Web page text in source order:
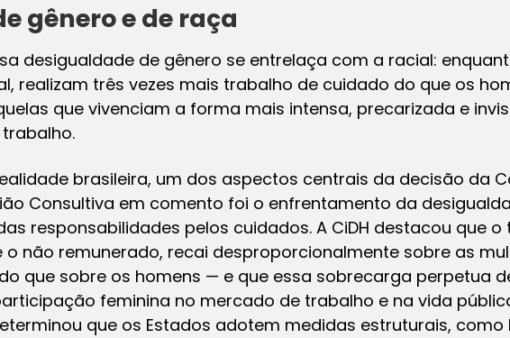
gênero e de raça
desigualdade de gênero se entrelaça com a racial:
realizam três vezes mais trabalho de cuidado do que os
que vivenciam a forma mais intensa, precarizada e
brasileira, um dos aspectos centrais da decisão da
Consultiva em comento foi o enfrentamento da
responsabilidades pelos cuidados. A CiDH destacou que
não remunerado, recai desproporcionalmente sobre as
que sobre os homens — e que essa sobrecarga perpetua
feminina no mercado de trabalho e na vida
que os Estados adotem medidas estruturais, como